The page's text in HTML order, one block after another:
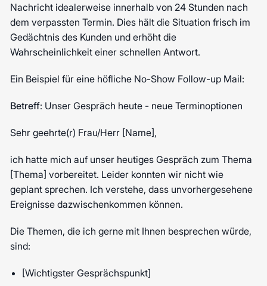
Nachricht idealerweise innerhalb von 24 Stunden nach
dem verpassten Termin. Dies hält die Situation frisch im
Gedächtnis des Kunden und erhöht die
Wahrscheinlichkeit einer schnellen Antwort.
Ein Beispiel für eine höfliche No-Show Follow-up Mail:
Betreff: Unser Gespräch heute - neue Terminoptionen
Sehr geehrte(r) Frau/Herr [Name],
ich hatte mich auf unser heutiges Gespräch zum Thema
[Thema] vorbereitet. Leider konnten wir nicht wie
geplant sprechen. Ich verstehe, dass unvorhergesehene
Ereignisse dazwischenkommen können.
Die Themen, die ich gerne mit Ihnen besprechen würde,
sind:
[Wichtigster Gesprächspunkt]